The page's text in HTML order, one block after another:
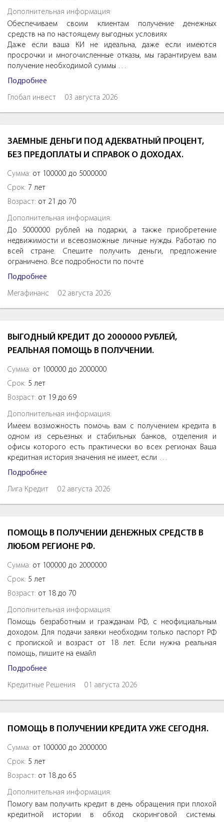
Дополнительная информация:
Обеспечиваем своим клиентам получение денежных
средств на по настоящему выгодных условиях
Даже если ваша КИ не идеальна, даже если имеются
просрочки и многочисленные отказы, мы гарантируем вам
получение необходимой суммы …
Подробнее
Глобал инвест 03 августа 2026
ЗАЕМНЫЕ ДЕНЬГИ ПОД АДЕКВАТНЫЙ ПРОЦЕНТ,
БЕЗ ПРЕДОПЛАТЫ И СПРАВОК О ДОХОДАХ.
Сумма: от 100000 до 5000000
Срок: 7 лет
Возраст: от 21 до 70
Дополнительная информация:
До 5000000 рублей на подарки, а также приобретение
недвижимости и всевозможные личные нужды. Работаю по
всей стране. Спешите получить деньги, предложение
ограничено. Все подробности по почте
Подробнее
Мегафинанс 02 августа 2026
ВЫГОДНЫЙ КРЕДИТ ДО 2000000 РУБЛЕЙ,
РЕАЛЬНАЯ ПОМОЩЬ В ПОЛУЧЕНИИ.
Сумма: от 100000 до 2000000
Срок: 5 лет
Возраст: от 19 до 69
Дополнительная информация:
Имеем возможность помочь вам с получением кредита в
одном из серьезных и стабильных банков, отделения и
офисы которого есть практически во всех регионах Ваша
кредитная история значения не имеет, если …
Подробнее
Лига Кредит 02 августа 2026
ПОМОЩЬ В ПОЛУЧЕНИИ ДЕНЕЖНЫХ СРЕДСТВ В
ЛЮБОМ РЕГИОНЕ РФ.
Сумма: от 100000 до 2000000
Срок: 5 лет
Возраст: от 18 до 70
Дополнительная информация:
Помощь безработным и гражданам РФ, с неофициальным
доходом. Для подачи заявки необходим только паспорт РФ
с пропиской и возраст от 18 лет. Если нужна реальная
помощь, пишите на емайл
Подробнее
Кредитные Решения 01 августа 2026
ПОМОЩЬ В ПОЛУЧЕНИИ КРЕДИТА УЖЕ СЕГОДНЯ.
Сумма: от 100000 до 2000000
Срок: 5 лет
Возраст: от 18 до 65
Дополнительная информация:
Помогу вам получить кредит в день обращения при плохой
кредитной истории в обход скоринговой системы.